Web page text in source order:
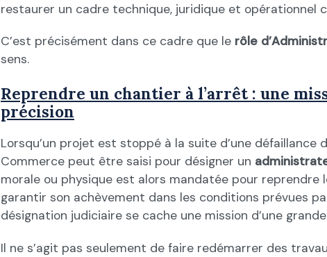
restaurer un cadre technique, juridique et opérationnel
C’est précisément dans ce cadre que le rôle
sens.
Reprendre un chantier à l’arrêt : une
précision
Lorsqu’un projet est stoppé à la suite d’une défaillance
Commerce peut être saisi pour désigner un
morale ou physique est alors mandatée pour
garantir son achèvement dans les conditions prévues
désignation judiciaire se cache une mission d’une
Il ne s’agit pas seulement de faire redémarrer des